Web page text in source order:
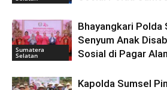
Sumatera
Selatan
Bhayangkari Polda
Senyum Anak
Sosial di Pagar
Kapolda Sumsel